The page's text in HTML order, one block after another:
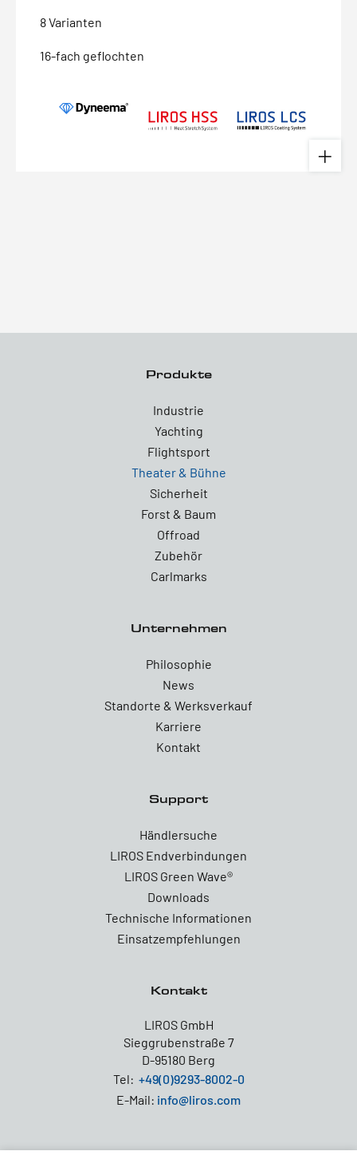
8 Varianten
16-fach geflochten
Produkte
Industrie
Yachting
Flightsport
Theater & Bühne
Sicherheit
Forst & Baum
Offroad
Zubehör
Carlmarks
Unternehmen
Philosophie
News
Standorte & Werksverkauf
Karriere
Kontakt
Support
Händlersuche
LIROS Endverbindungen
LIROS Green Wave®
Downloads
Technische Informationen
Einsatzempfehlungen
Kontakt
LIROS GmbH
Sieggrubenstraße 7
D-95180 Berg
Tel: +49(0)9293-8002-0
E-Mail: info@liros.com